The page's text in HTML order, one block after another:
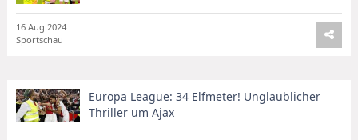
16 Aug 2024
Sportschau
Europa League: 34 Elfmeter! Unglaublicher
Thriller um Ajax